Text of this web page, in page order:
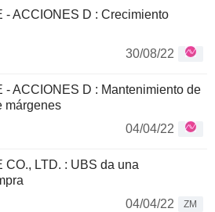
- ACCIONES D : Crecimiento
30/08/22
- ACCIONES D : Mantenimiento de
márgenes
04/04/22
CO., LTD. : UBS da una
04/04/22
ZM